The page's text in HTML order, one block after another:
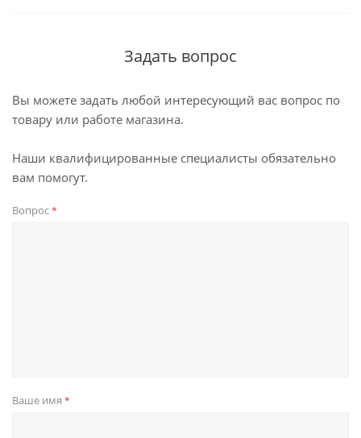
Задать вопрос
Вы можете задать любой интересующий вас вопрос по
товару или работе магазина.
Наши квалифицированные специалисты обязательно
вам помогут.
Вопрос*
Ваше имя *